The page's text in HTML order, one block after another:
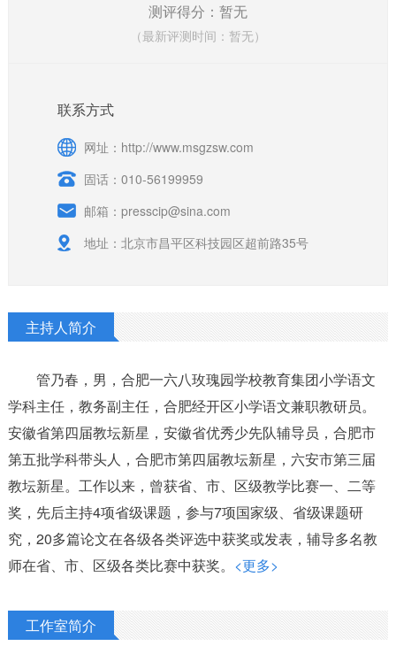
测评得分：暂无
（最新评测时间：暂无）
联系方式
网址：http://www.msgzsw.com
固话：010-56199959
邮箱：presscip@sina.com
地址：北京市昌平区科技园区超前路35号
主持人简介
管乃春，男，合肥一六八玫瑰园学校教育集团小学语文
学科主任，教务副主任，合肥经开区小学语文兼职教研员。
安徽省第四届教坛新星，安徽省优秀少先队辅导员，合肥市
第五批学科带头人，合肥市第四届教坛新星，六安市第三届
教坛新星。工作以来，曾获省、市、区级教学比赛一、二等
奖，先后主持4项省级课题，参与7项国家级、省级课题研
究，20多篇论文在各级各类评选中获奖或发表，辅导多名教
师在省、市、区级各类比赛中获奖。 <更多>
工作室简介